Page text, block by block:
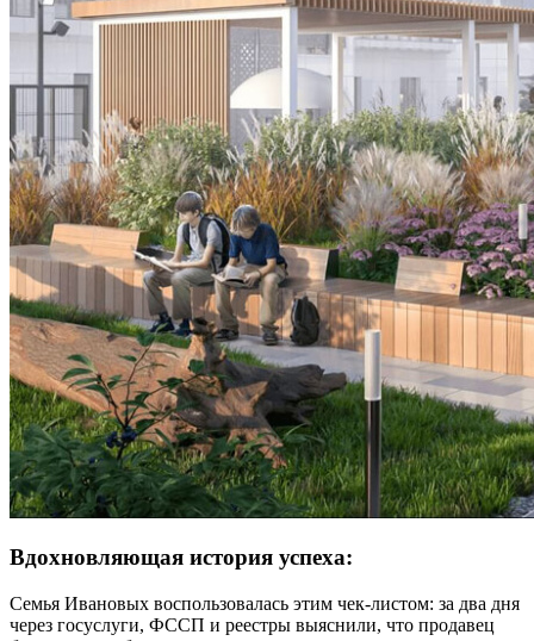
Вдохновляющая история успеха:
Семья Ивановых воспользовалась этим чек-листом: за два дня
через госуслуги, ФССП и реестры выяснили, что продавец